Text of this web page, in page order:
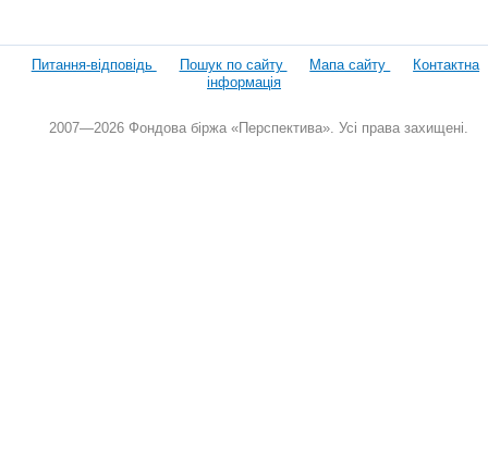
Питання-відповідь Пошук по сайту Мапа сайту
Контактна
інформація
2007—2026 Фондова біржа «Перспектива». Усі права захищені.